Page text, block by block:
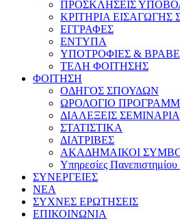
ΠΡΟΣΚΛΗΣΕΙΣ
ΚΡΙΤΗΡΙΑ ΕΙΣΑΓΩΓΗΣ
ΕΓΓΡΑΦΕΣ
ΕΝΤΥΠΑ
ΥΠΟΤΡΟΦΙΕΣ &
ΤΕΛΗ ΦΟΙΤΗΣΗΣ
ΦΟΙΤΗΣΗ
ΟΔΗΓΟΣ ΣΠΟΥΔΩΝ
ΩΡΟΛΟΓΙΟ
ΔΙΑΛΕΞΕΙΣ ΣΕΜΙΝΑΡΙΑ
ΣΤΑΤΙΣΤΙΚΑ
ΔΙΑΤΡΙΒΕΣ
ΑΚΑΔΗΜΑΙΚΟΙ
Υπηρεσίες
ΣΥΝΕΡΓΕΙΕΣ
ΝΕΑ
ΣΥΧΝΕΣ ΕΡΩΤΗΣΕΙΣ
ΕΠΙΚΟΙΝΩΝΙΑ